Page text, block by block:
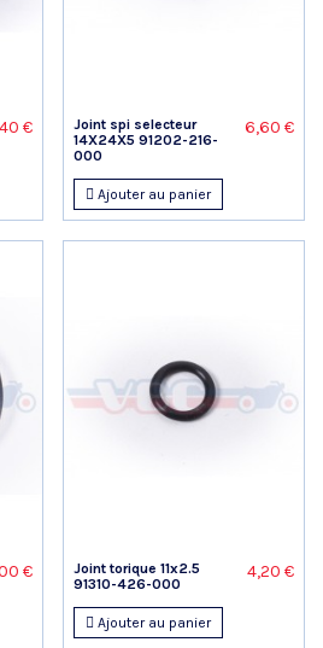
€
Joint spi selecteur
14X24X5 91202-216-
000
6,60 €
Ajouter au panier
€
Joint torique 11x2.5
91310-426-000
4,20 €
Ajouter au panier